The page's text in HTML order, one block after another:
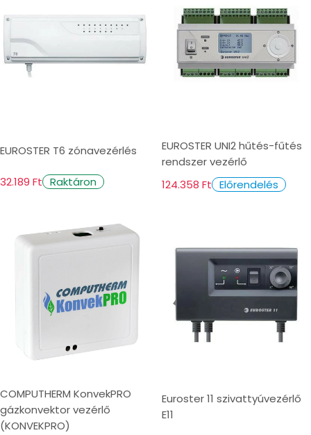
EUROSTER T6 zónavezérlés
32.189 Ft Raktáron
EUROSTER UNI2 hűtés-fűtés
rendszer vezérlő
124.358 Ft Előrendelés
COMPUTHERM KonvekPRO
gázkonvektor vezérlő
(KONVEKPRO)
Euroster 11 szivattyúvezérlő
E11